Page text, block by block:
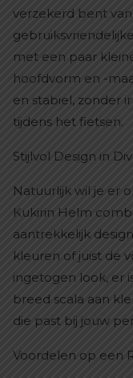
verzekerd bent
met een paar
hoofdvorm en -
en stabiel, zonder
tijdens het fietsen.
Stijlvol Design in
Natuurlijk wil je er
Kukirin Helm
aantrekkelijk
kleuren of juist de
ingetogen look, er
breed scala aan
die past bij jouw
Voordelen op een